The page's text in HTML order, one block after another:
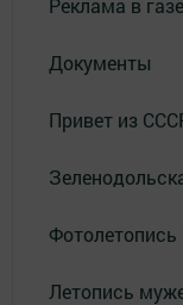
Реклама в
Документы
Привет из
Фотолетопись
Летопись